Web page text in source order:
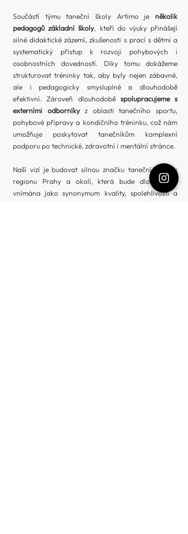
Součástí týmu taneční školy Artimo je několik
pedagogů základní školy, kteří do výuky přinášejí
silné didaktické zázemí, zkušenosti s prací s dětmi a
systematický přístup k rozvoji pohybových i
osobnostních dovedností. Díky tomu dokážeme
strukturovat tréninky tak, aby byly nejen zábavné,
ale i pedagogicky smysluplné a dlouhodobě
efektivní. Zároveň dlouhodobě spolupracujeme s
externími odborníkyz oblasti tanečního sportu,
pohybové přípravy a kondičního tréninku, což nám
umožňuje poskytovat tanečníkům komplexní
podporu po technické, zdravotní i mentální stránce.
Naší vizí je budovat silnou značku taneční školy v
regionu Prahy a okolí, která bude dlouhodobě
vnímána jako synonymum kvality, spolehlivosti a
Chceme rozvíjet nejen